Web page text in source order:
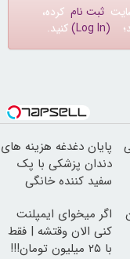
ثبت نام کرده،
(Log In) کنید.
پایان دغدغه هزینه های
دندان پزشکی با پک
سفید کننده خانگی
اگر میخوای ایمپلنت
کنی الان وقتشه | فقط
با ۲۵ میلیون تومان!!!